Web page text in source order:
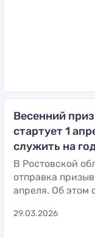
Весенний
стартует 1
служить на
В Ростовской
отправка
апреля. Об этом
29.03.2026